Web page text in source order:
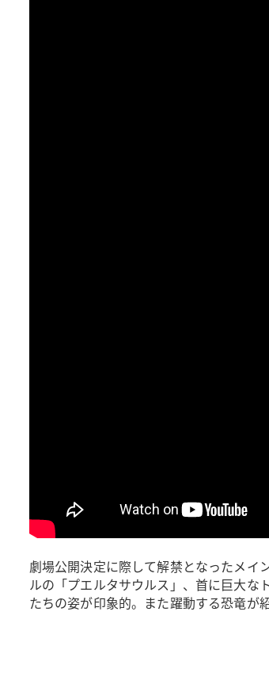
劇場公開決定に際して解禁となったメイ
ルの「プエルタサウルス」、首に巨大な
たちの姿が印象的。また躍動する恐竜が